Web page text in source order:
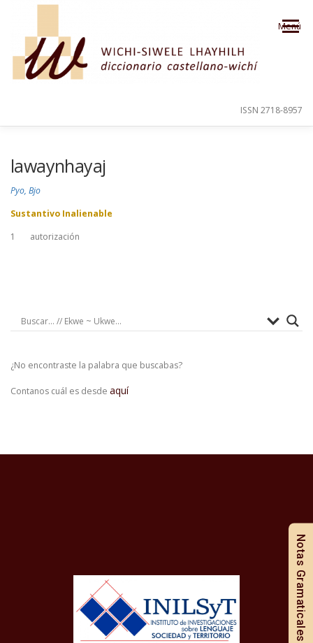
Saltar al contenido
Menú
ISSN 2718-8957
lawaynhayaj
Pyo, Bjo
Sustantivo Inalienable
1
autorización
¿No encontraste la palabra que buscabas?
Contanos cuál es desde aquí
Notas Gramaticales